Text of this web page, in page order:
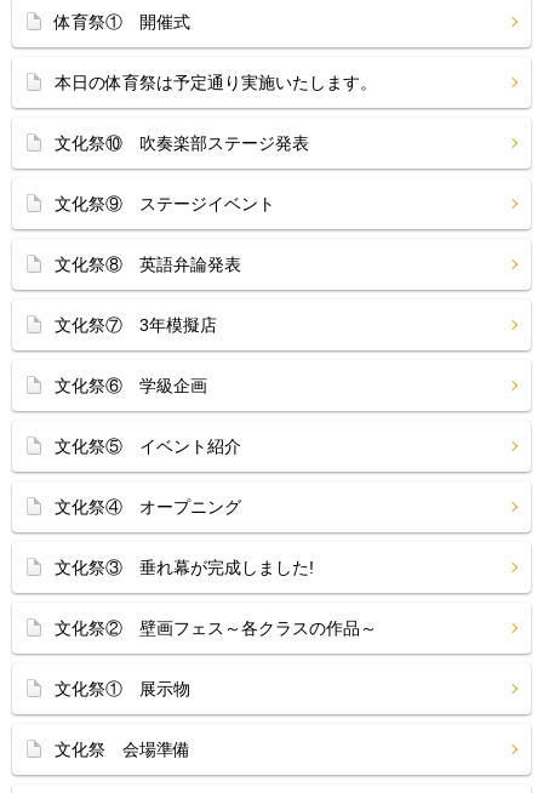
体育祭① 開催式
本日の体育祭は予定通り実施いたします。
文化祭⑩ 吹奏楽部ステージ発表
文化祭⑨ ステージイベント
文化祭⑧ 英語弁論発表
文化祭⑦ 3年模擬店
文化祭⑥ 学級企画
文化祭⑤ イベント紹介
文化祭④ オープニング
文化祭③ 垂れ幕が完成しました!
文化祭② 壁画フェス～各クラスの作品～
文化祭① 展示物
文化祭 会場準備